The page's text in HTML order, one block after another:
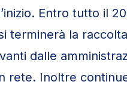
Entro tutto il
terminerà la
dalle
rete. Inoltre